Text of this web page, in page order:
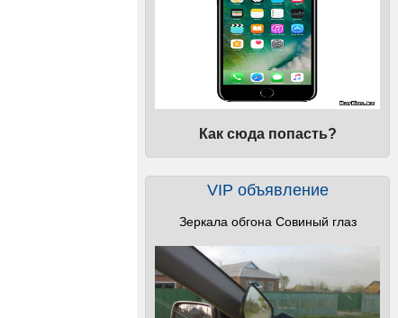
Как сюда попасть?
VIP объявление
Зеркала обгона Совиный глаз